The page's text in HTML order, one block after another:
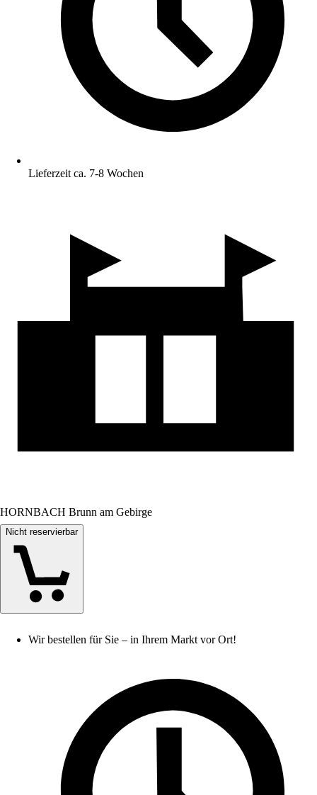
Lieferzeit ca. 7-8 Wochen
HORNBACH Brunn am Gebirge
Nicht reservierbar
Wir bestellen für Sie – in Ihrem Markt vor Ort!